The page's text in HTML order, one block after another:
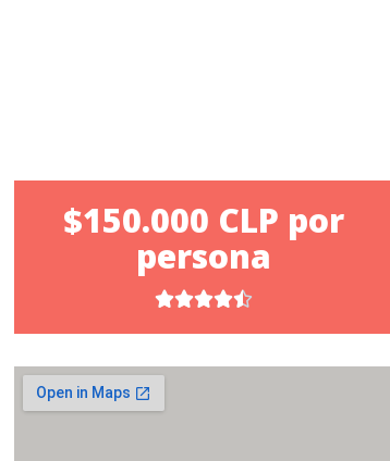
$150.000 CLP por
persona
